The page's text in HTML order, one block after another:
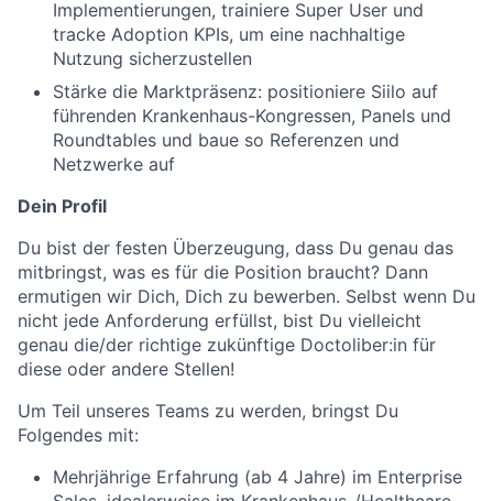
Implementierungen, trainiere Super User und
tracke Adoption KPIs, um eine nachhaltige
Nutzung sicherzustellen
Stärke die Marktpräsenz: positioniere Siilo auf
führenden Krankenhaus-Kongressen, Panels und
Roundtables und baue so Referenzen und
Netzwerke auf
Dein Profil
Du bist der festen Überzeugung, dass Du genau das
mitbringst, was es für die Position braucht? Dann
ermutigen wir Dich, Dich zu bewerben. Selbst wenn Du
nicht jede Anforderung erfüllst, bist Du vielleicht
genau die/der richtige zukünftige Doctoliber:in für
diese oder andere Stellen!
Um Teil unseres Teams zu werden, bringst Du
Folgendes mit:
Mehrjährige Erfahrung (ab 4 Jahre) im Enterprise